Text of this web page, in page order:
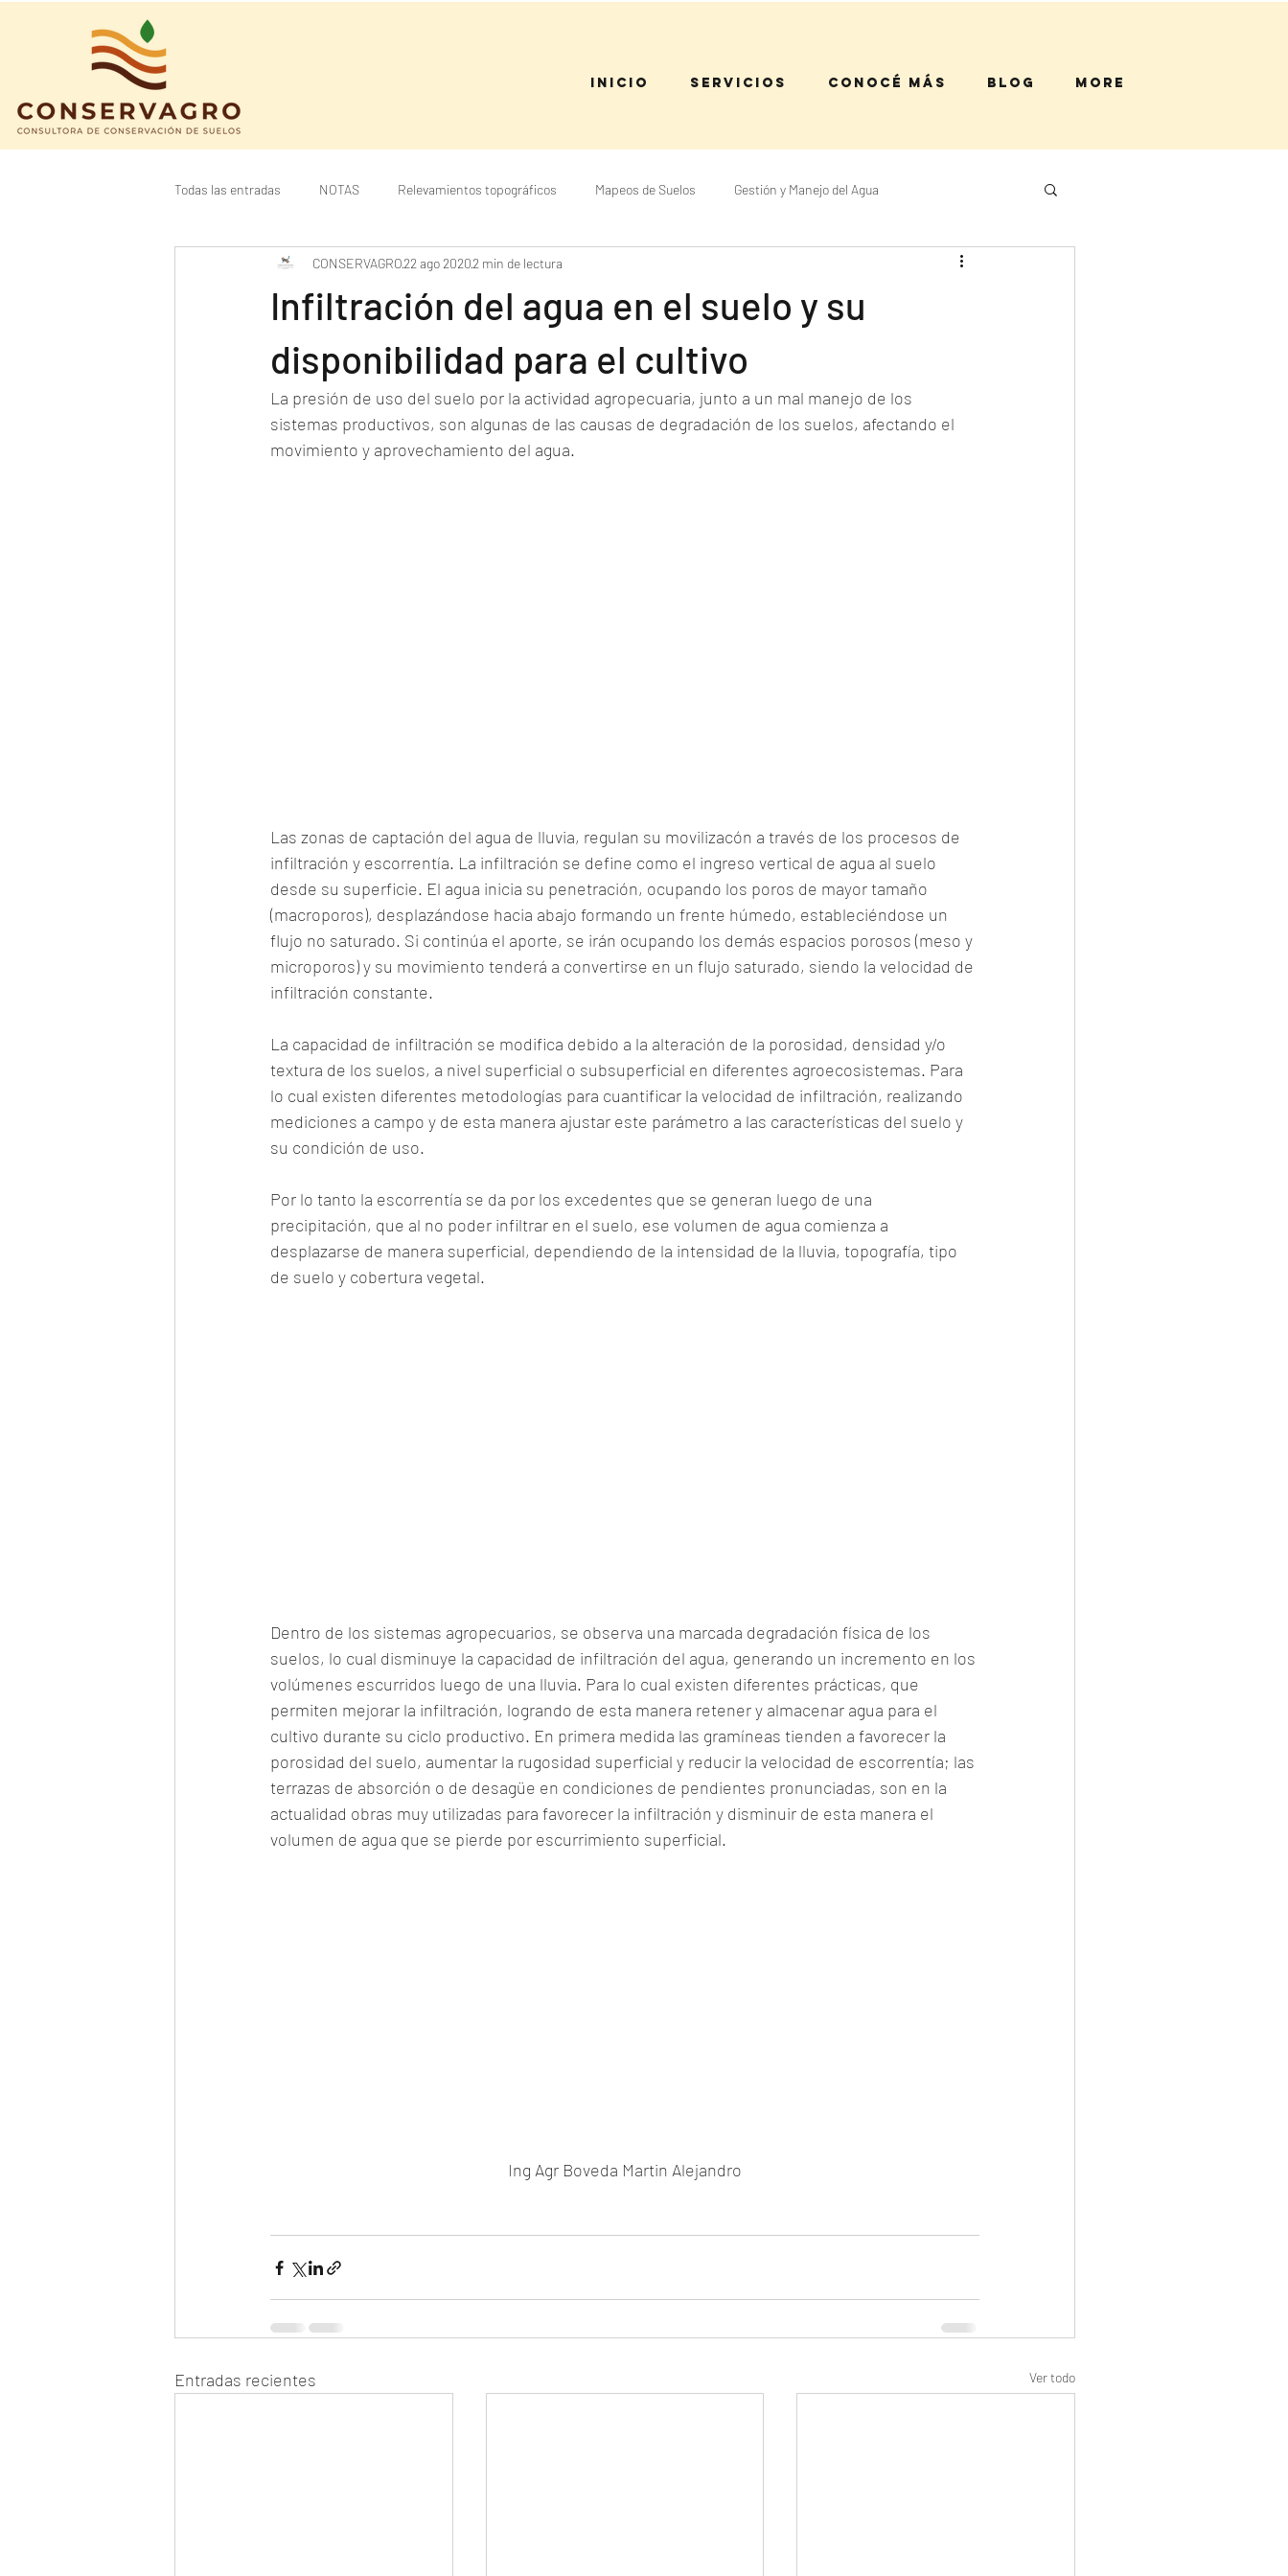
Inicio Servicios Conocé más Blog More
Todas las entradas NOTAS Relevamientos topográficos Mapeos de Suelos Gestión y Manejo del Agua
Planes Agroforestales Valuación y Subdivisión de Tierras
Infiltración del agua en el suelo y su
disponibilidad para el cultivo
CONSERVAGRO22 ago 20202 min de lectura
La presión de uso del suelo por la actividad agropecuaria, junto a un mal manejo de los
sistemas productivos, son algunas de las causas de degradación de los suelos, afectando el
movimiento y aprovechamiento del agua.
Las zonas de captación del agua de lluvia, regulan su movilizacón a través de los procesos de
infiltración y escorrentía. La infiltración se define como el ingreso vertical de agua al suelo
desde su superficie. El agua inicia su penetración, ocupando los poros de mayor tamaño
(macroporos), desplazándose hacia abajo formando un frente húmedo, estableciéndose un
flujo no saturado. Si continúa el aporte, se irán ocupando los demás espacios porosos (meso y
microporos) y su movimiento tenderá a convertirse en un flujo saturado, siendo la velocidad de
infiltración constante.
La capacidad de infiltración se modifica debido a la alteración de la porosidad, densidad y/o
textura de los suelos, a nivel superficial o subsuperficial en diferentes agroecosistemas. Para
lo cual existen diferentes metodologías para cuantificar la velocidad de infiltración, realizando
mediciones a campo y de esta manera ajustar este parámetro a las características del suelo y
su condición de uso.
Por lo tanto la escorrentía se da por los excedentes que se generan luego de una
precipitación, que al no poder infiltrar en el suelo, ese volumen de agua comienza a
desplazarse de manera superficial, dependiendo de la intensidad de la lluvia, topografía, tipo
de suelo y cobertura vegetal.
Dentro de los sistemas agropecuarios, se observa una marcada degradación física de los
suelos, lo cual disminuye la capacidad de infiltración del agua, generando un incremento en los
volúmenes escurridos luego de una lluvia. Para lo cual existen diferentes prácticas, que
permiten mejorar la infiltración, logrando de esta manera retener y almacenar agua para el
cultivo durante su ciclo productivo. En primera medida las gramíneas tienden a favorecer la
porosidad del suelo, aumentar la rugosidad superficial y reducir la velocidad de escorrentía; las
terrazas de absorción o de desagüe en condiciones de pendientes pronunciadas, son en la
actualidad obras muy utilizadas para favorecer la infiltración y disminuir de esta manera el
volumen de agua que se pierde por escurrimiento superficial.
Ing Agr Boveda Martin Alejandro
Entradas recientes Ver todo